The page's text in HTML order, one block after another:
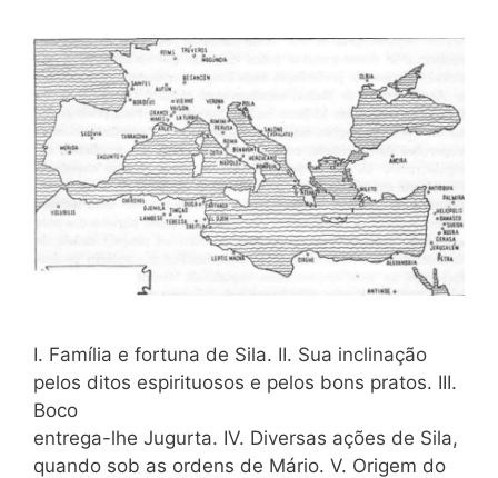
I. Família e fortuna de Sila. II. Sua inclinação
pelos ditos espirituosos e pelos bons pratos. III.
Boco
entrega-lhe Jugurta. IV. Diversas ações de Sila,
quando sob as ordens de Mário. V. Origem do